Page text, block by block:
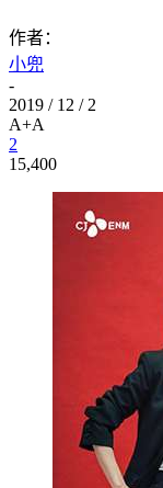
作者：
小兜
-
2019 / 12 / 2
A+A
2
15,400